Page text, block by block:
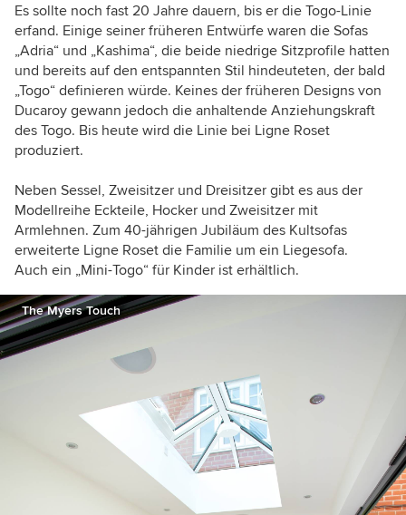
Es sollte noch fast 20 Jahre dauern, bis er die Togo-Linie
erfand. Einige seiner früheren Entwürfe waren die Sofas
„Adria“ und „Kashima“, die beide niedrige Sitzprofile hatten
und bereits auf den entspannten Stil hindeuteten, der bald
„Togo“ definieren würde. Keines der früheren Designs von
Ducaroy gewann jedoch die anhaltende Anziehungskraft
des Togo. Bis heute wird die Linie bei Ligne Roset
produziert.
Neben Sessel, Zweisitzer und Dreisitzer gibt es aus der
Modellreihe Eckteile, Hocker und Zweisitzer mit
Armlehnen. Zum 40-jährigen Jubiläum des Kultsofas
erweiterte Ligne Roset die Familie um ein Liegesofa.
Auch ein „Mini-Togo“ für Kinder ist erhältlich.
The Myers Touch